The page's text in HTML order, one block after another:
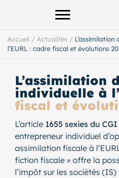
Afficher le
Accueil / Actualités / L’assimilation
l’EURL : cadre fiscal et évolutions
L’assimilation
individuelle à
fiscal et
L’article 1655 sexies du CGI
entrepreneur individuel
assimilation fiscale à
fiction fiscale » offre la
l’impôt sur les sociétés